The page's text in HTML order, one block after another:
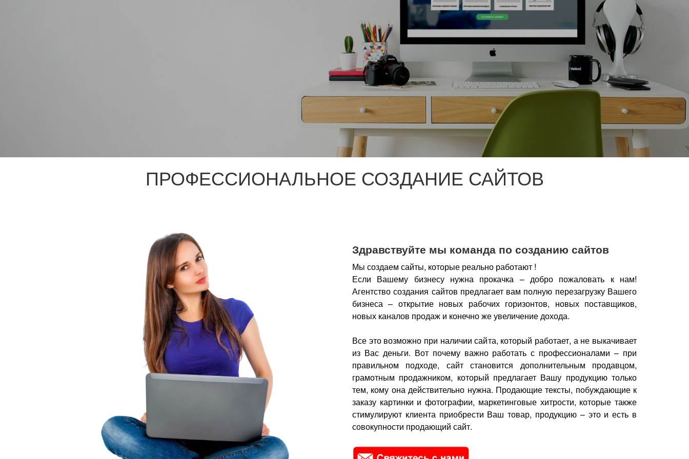
ПРОФЕССИОНАЛЬНОЕ СОЗДАНИЕ САЙТОВ
Здравствуйте мы команда по созданию сайтов
Мы создаем сайты, которые реально работают !
Если Вашему бизнесу нужна прокачка – добро пожаловать к нам!
Агентство создания сайтов предлагает вам полную перезагрузку Вашего
бизнеса – открытие новых рабочих горизонтов, новых поставщиков,
новых каналов продаж и конечно же увеличение дохода.
Все это возможно при наличии сайта, который работает, а не выкачивает
из Вас деньги. Вот почему важно работать с профессионалами – при
правильном подходе, сайт становится дополнительным продавцом,
грамотным продажником, который предлагает Вашу продукцию только
тем, кому она действительно нужна. Продающие тексты, побуждающие к
заказу картинки и фотографии, маркетинговые хитрости, которые также
стимулируют клиента приобрести Ваш товар, продукцию – это и есть в
совокупности продающий сайт.